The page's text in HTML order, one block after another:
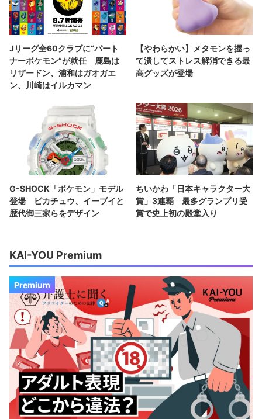
Jリーグ全60クラブに“パート
ナーポケモン”が就任 鹿島は
リザードン、浦和はガオガエ
ン、川崎はイルカマン
【やわらかい】メタモンを握っ
て潰してストレス解消できる最
高グッズが登場
G-SHOCK「ポケモン」モデル
登場 ピカチュウ、イーブイと
歴代御三家らをデザイン
ちいかわ「日本キャラクター大
賞」3連覇 最多グランプリ受
賞で史上初の殿堂入り
KAI-YOU Premium
Premium